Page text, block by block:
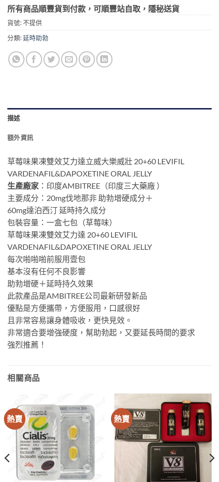
所有商品順豐貨到付款，可順豐站自取，隱秘送貨
貨號:不提供
分類:延時助勃
描述
額外資訊
草莓味果凍雙效艾力達立威大樂威壯 20+60 LEVIFIL
VARDENAFIL&DAPOXETINE ORAL JELLY
生產廠家 ：印度AMBITREE（印度三大藥廠 ）
主要成分：20mg伐地那非 助勃增硬成分＋
60mg達泊西汀 延時持久成分
包裝容量：一盒七包（草莓味）
草莓味果凍雙效艾力達 20+60 LEVIFIL
VARDENAFIL&DAPOXETINE ORAL JELLY
每次啪啪啪前服用壹包
基本沒有任何不良影響
助勃增硬＋延時持久效果
此款產品是AMBITREE公司最新研發新品
優點是方便攜帶，方便服用，口感很好
且非常容易讓身體吸收，更快見效。
非常適合要增強硬度，幫助勃起，又要延長時間的要求
強烈推薦！
相關商品
熱賣 熱賣